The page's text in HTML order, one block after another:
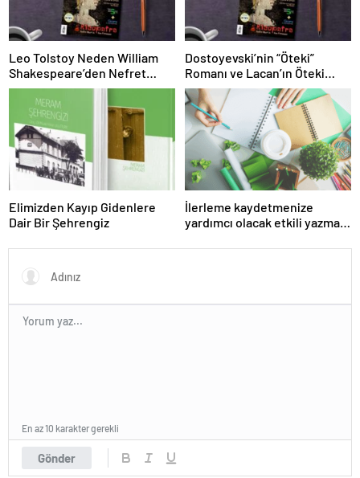
Leo Tolstoy Neden William
Shakespeare’den Nefret
Ediyordu?
Dostoyevski’nin “Öteki”
Romanı ve Lacan’ın Öteki
Kavramı
Elimizden Kayıp Gidenlere
Dair Bir Şehrengiz
İlerleme kaydetmenize
yardımcı olacak etkili yazma
Gönder
En az 10 karakter gerekli